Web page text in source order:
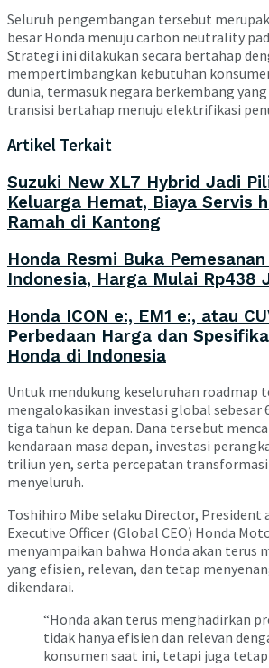
Seluruh pengembangan tersebut
besar Honda menuju carbon neutrality
Strategi ini dilakukan secara bertahap
mempertimbangkan kebutuhan
dunia, termasuk negara berkembang
transisi bertahap menuju elektrifikasi
Artikel Terkait
Suzuki New XL7 Hybrid Jadi
Keluarga Hemat, Biaya Servis
Ramah di Kantong
Honda Resmi Buka
Indonesia, Harga Mulai Rp438
Honda ICON e:, EM1 e:, atau
Perbedaan Harga dan
Honda di Indonesia
Untuk mendukung keseluruhan roadmap
mengalokasikan investasi global sebesar
tiga tahun ke depan. Dana tersebut
kendaraan masa depan, investasi
triliun yen, serta percepatan
menyeluruh.
Toshihiro Mibe selaku Director, President
Executive Officer (Global CEO) Honda
menyampaikan bahwa Honda akan terus
yang efisien, relevan, dan tetap
dikendarai.
“Honda akan terus menghadirkan
tidak hanya efisien dan relevan
konsumen saat ini, tetapi juga tetap